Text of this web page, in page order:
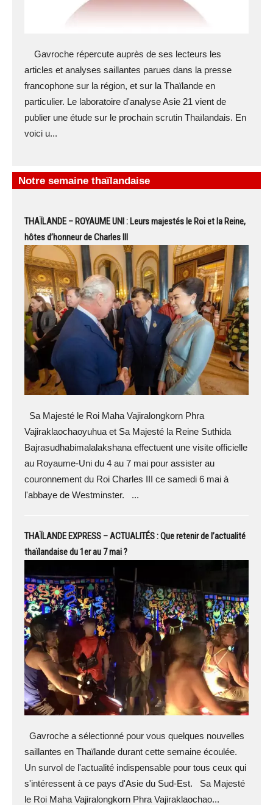
Gavroche répercute auprès de ses lecteurs les
articles et analyses saillantes parues dans la presse
francophone sur la région, et sur la Thaïlande en
particulier. Le laboratoire d'analyse Asie 21 vient de
publier une étude sur le prochain scrutin Thaïlandais. En
voici u...
Notre semaine thaïlandaise
THAÏLANDE – ROYAUME UNI : Leurs majestés le Roi et la Reine,
hôtes d’honneur de Charles III
Sa Majesté le Roi Maha Vajiralongkorn Phra
Vajiraklaochaoyuhua et Sa Majesté la Reine Suthida
Bajrasudhabimalalakshana effectuent une visite officielle
au Royaume-Uni du 4 au 7 mai pour assister au
couronnement du Roi Charles III ce samedi 6 mai à
l'abbaye de Westminster. ...
THAÏLANDE EXPRESS – ACTUALITÉS : Que retenir de l’actualité
thaïlandaise du 1er au 7 mai ?
Gavroche a sélectionné pour vous quelques nouvelles
saillantes en Thaïlande durant cette semaine écoulée.
Un survol de l'actualité indispensable pour tous ceux qui
s'intéressent à ce pays d'Asie du Sud-Est. Sa Majesté
le Roi Maha Vajiralongkorn Phra Vajiraklaochao...